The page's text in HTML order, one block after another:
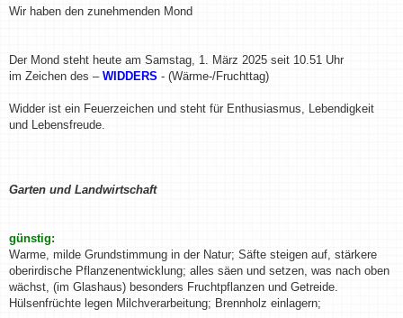
a
Wir haben den zunehmenden Mond
Der Mond steht heute am Samstag, 1. März 2025 seit 10.51 Uhr
im Zeichen des – WIDDERS - (Wärme-/Fruchttag)
Widder ist ein Feuerzeichen und steht für Enthusiasmus, Lebendigkeit
und Lebensfreude.
Garten und Landwirtschaft
günstig:
Warme, milde Grundstimmung in der Natur; Säfte steigen auf, stärkere
oberirdische Pflanzenentwicklung; alles säen und setzen, was nach oben
wächst, (im Glashaus) besonders Fruchtpflanzen und Getreide.
Hülsenfrüchte legen Milchverarbeitung; Brennholz einlagern;